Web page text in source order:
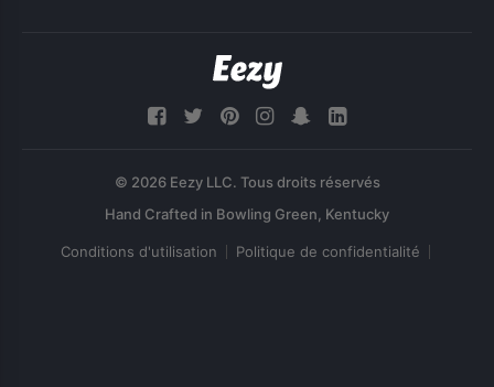
© 2026 Eezy LLC. Tous droits réservés
Conditions d'utilisation Politique de confidentialité